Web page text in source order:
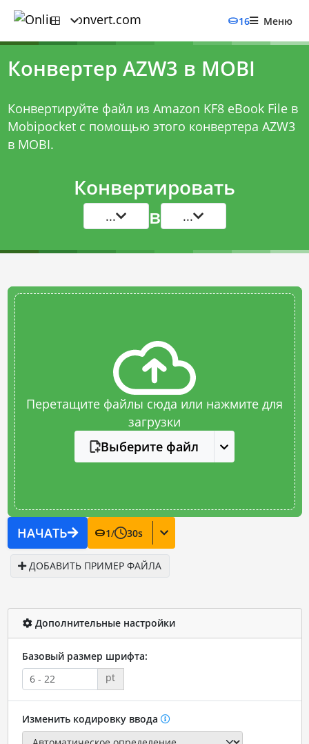
16 Меню
Конвертер AZW3 в MOBI
Конвертируйте файл из Amazon KF8 eBook File в
Mobipocket с помощью этого конвертера AZW3
в MOBI.
Конвертировать
... в ...
Перетащите файлы сюда или нажмите для
загрузки
Выберите файл
НАЧАТЬ 1/ 30s
ДОБАВИТЬ ПРИМЕР ФАЙЛА
Дополнительные настройки
Базовый размер шрифта:
pt
Изменить кодировку ввода